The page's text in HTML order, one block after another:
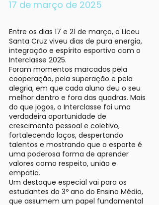
17 de março de 2025
Entre os dias 17 e 21 de março, o Liceu
Santa Cruz viveu dias de pura energia,
integração e espírito esportivo com o
Interclasse 2025.
Foram momentos marcados pela
cooperação, pela superação e pela
alegria, em que cada aluno deu o seu
melhor dentro e fora das quadras. Mais
do que jogos, o Interclasse foi uma
verdadeira oportunidade de
crescimento pessoal e coletivo,
fortalecendo laços, despertando
talentos e mostrando que o esporte é
uma poderosa forma de aprender
valores como respeito, união e
empatia.
Um destaque especial vai para os
estudantes do 3º ano do Ensino Médio,
que assumem um papel fundamental